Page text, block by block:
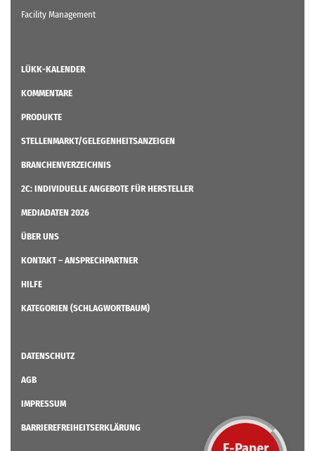
Facility Management
LÜKK-KALENDER
KOMMENTARE
PRODUKTE
STELLENMARKT/GELEGENHEITSANZEIGEN
BRANCHENVERZEICHNIS
2C: INDIVIDUELLE ANGEBOTE FÜR HERSTELLER
MEDIADATEN 2026
ÜBER UNS
KONTAKT – ANSPRECHPARTNER
HILFE
KATEGORIEN (SCHLAGWORTBAUM)
DATENSCHUTZ
AGB
IMPRESSUM
BARRIEREFREIHEITSERKLÄRUNG